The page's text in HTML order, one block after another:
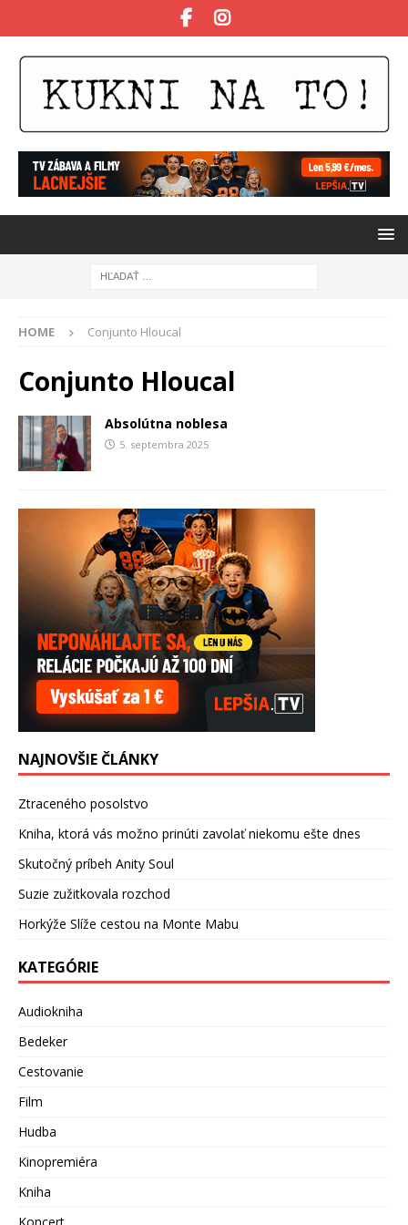
HOME Conjunto Hloucal
Conjunto Hloucal
Absolútna noblesa
5. septembra 2025
NAJNOVŠIE ČLÁNKY
Ztraceného posolstvo
Kniha, ktorá vás možno prinúti zavolať niekomu ešte dnes
Skutočný príbeh Anity Soul
Suzie zužitkovala rozchod
Horkýže Slíže cestou na Monte Mabu
KATEGÓRIE
Audiokniha
Bedeker
Cestovanie
Film
Hudba
Kinopremiéra
Kniha
Koncert